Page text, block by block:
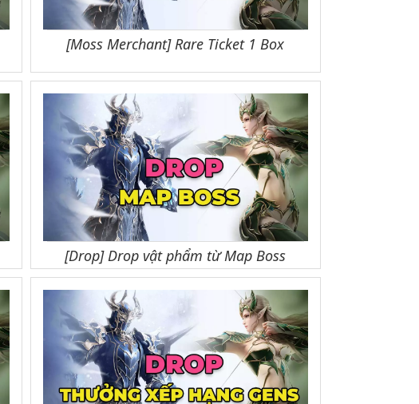
[Moss Merchant] Rare Ticket 1 Box
[Drop] Drop vật phẩm từ Map Boss